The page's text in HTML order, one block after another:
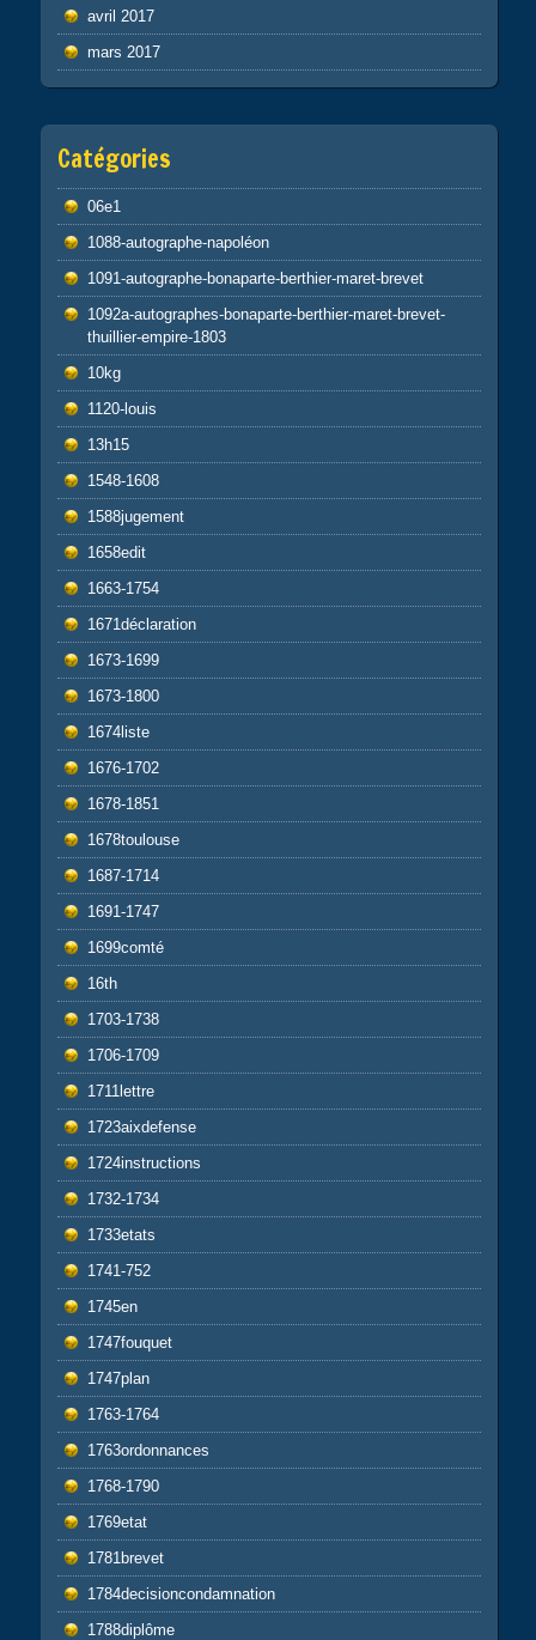
avril 2017
mars 2017
Catégories
06e1
1088-autographe-napoléon
1091-autographe-bonaparte-berthier-maret-brevet
1092a-autographes-bonaparte-berthier-maret-brevet-
thuillier-empire-1803
10kg
1120-louis
13h15
1548-1608
1588jugement
1658edit
1663-1754
1671déclaration
1673-1699
1673-1800
1674liste
1676-1702
1678-1851
1678toulouse
1687-1714
1691-1747
1699comté
16th
1703-1738
1706-1709
1711lettre
1723aixdefense
1724instructions
1732-1734
1733etats
1741-752
1745en
1747fouquet
1747plan
1763-1764
1763ordonnances
1768-1790
1769etat
1781brevet
1784decisioncondamnation
1788diplôme